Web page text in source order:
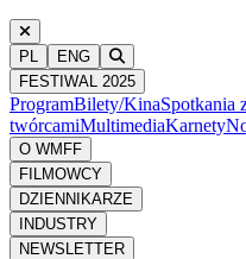
PL
ENG
FESTIWAL 2025
ProgramBilety/KinaSpotkania
twórcamiMultimediaKarnety
O WMFF
FILMOWCY
DZIENNIKARZE
INDUSTRY
NEWSLETTER